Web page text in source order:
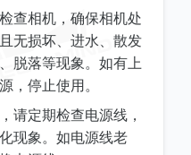
查相机，确保相机处
无损坏、进水、散发
脱落等现象。如有上
，停止使用。
请定期检查电源线，
现象。如电源线老